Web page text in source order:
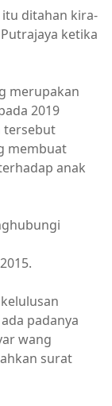
ditahan kira-
ketika
merupakan
2019
tersebut
membuat
anak
padanya
wang
surat